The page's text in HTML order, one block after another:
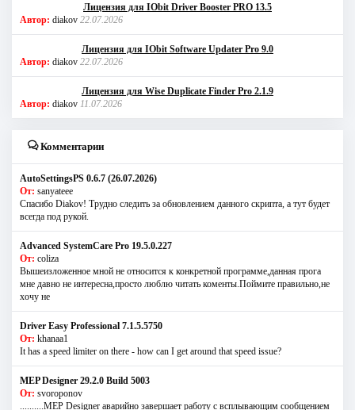
Лицензия для IObit Driver Booster PRO 13.5
Автор: diakov 22.07.2026
Лицензия для IObit Software Updater Pro 9.0
Автор: diakov 22.07.2026
Лицензия для Wise Duplicate Finder Pro 2.1.9
Автор: diakov 11.07.2026
Комментарии
AutoSettingsPS 0.6.7 (26.07.2026)
От: sanyateee
Спасибо Diakov! Трудно следить за обновлением данного скрипта, а тут будет
всегда под рукой.
Advanced SystemCare Pro 19.5.0.227
От: coliza
Вышеизложенное мной не относится к конкретной программе,данная прога
мне давно не интересна,просто люблю читать коменты.Поймите правильно,не
хочу не
Driver Easy Professional 7.1.5.5750
От: khanaa1
It has a speed limiter on there - how can I get around that speed issue?
MEP Designer 29.2.0 Build 5003
От: svoroponov
..........MEP Designer аварийно завершает работу с всплывающим сообщением